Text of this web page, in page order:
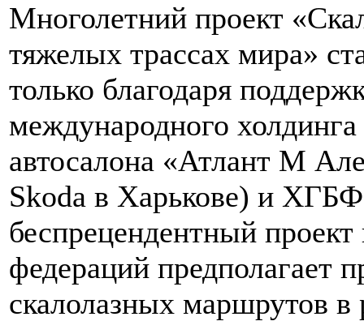
Многолетний проект
тяжелых трассах мира»
только благодаря
международного
автосалона «Атлант М
Skoda в Харькове) и
беспрецендентный
федераций предполагает
скалолазных маршрутов